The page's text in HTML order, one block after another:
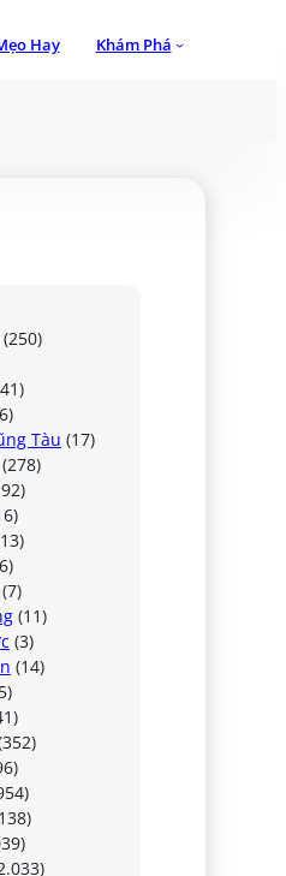
Hay Khám Phá
(250)
Tàu (17)
(278)
(7)
(11)
(3)
(14)